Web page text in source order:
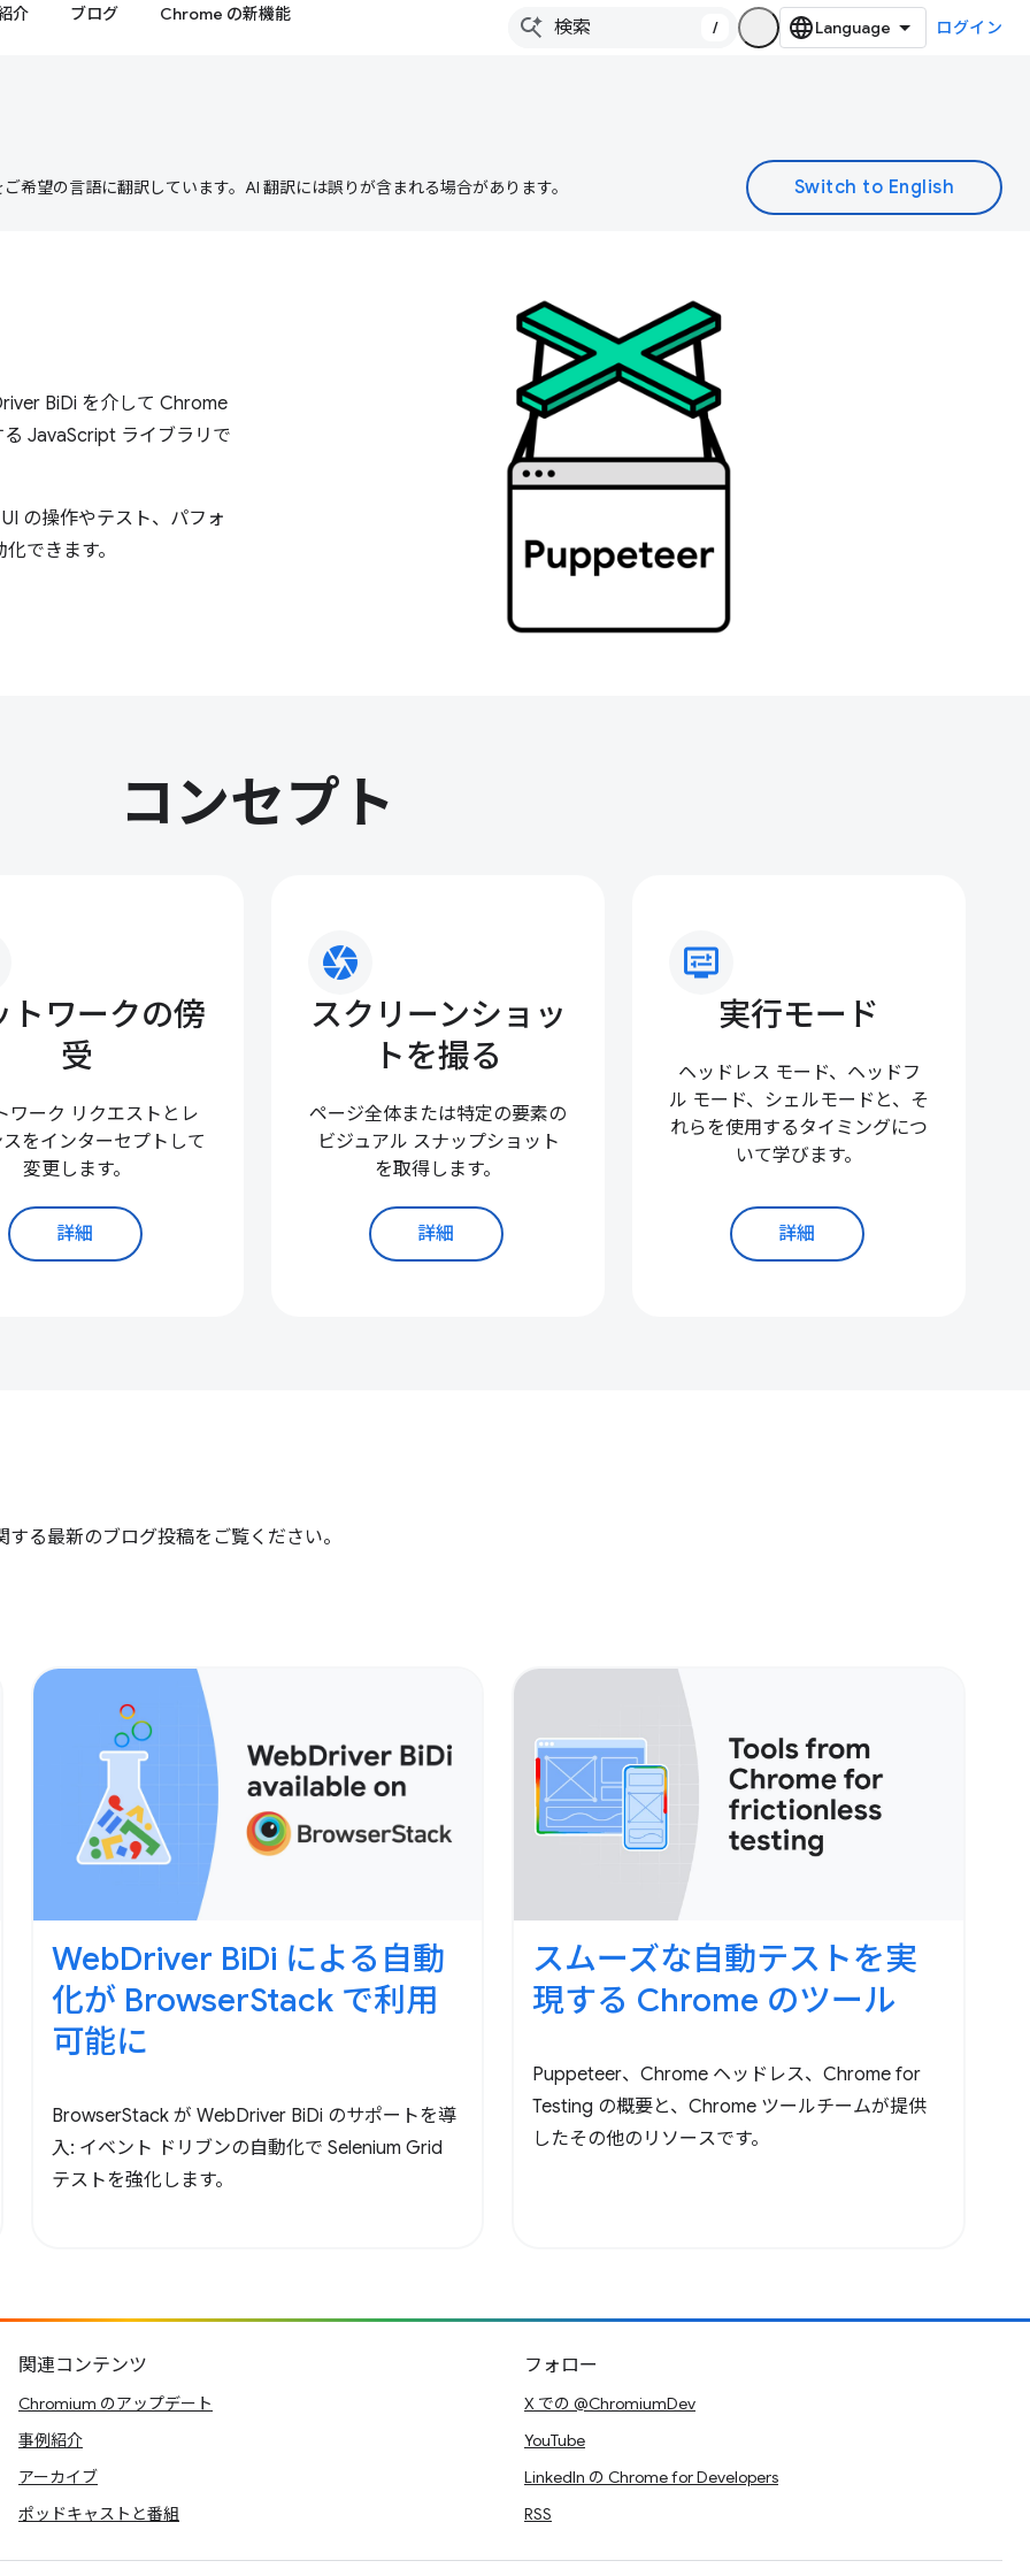
介 ブログ Chrome の新機能
/ ログイン
希望の言語に翻訳しています。AI 翻訳には誤りが含まれる場合があります。
BiDi を介して Chrome
JavaScript ライブラリで
の操作やテスト、パフォ
できます。
コンセプト
トワークの傍
受
ワーク リクエストとレ
をインターセプトして
変更します。
詳細
camera
スクリーンショッ
トを撮る
ページ全体または特定の要素の
ビジュアル スナップショット
を取得します。
詳細
display_settings
実行モード
ヘッドレス モード、ヘッドフ
ル モード、シェルモードと、そ
れらを使用するタイミングにつ
いて学びます。
詳細
る最新のブログ投稿をご覧ください。
WebDriver BiDi による自動
化が BrowserStack で利用
可能に
BrowserStack が WebDriver BiDi のサポートを導
入: イベント ドリブンの自動化で Selenium Grid
テストを強化します。
スムーズな自動テストを実
現する Chrome のツール
Puppeteer、Chrome ヘッドレス、Chrome for
Testing の概要と、Chrome ツールチームが提供
したその他のリソースです。
関連コンテンツ
Chromium のアップデート
事例紹介
アーカイブ
ポッドキャストと番組
フォロー
X での @ChromiumDev
YouTube
LinkedIn の Chrome for Developers
RSS